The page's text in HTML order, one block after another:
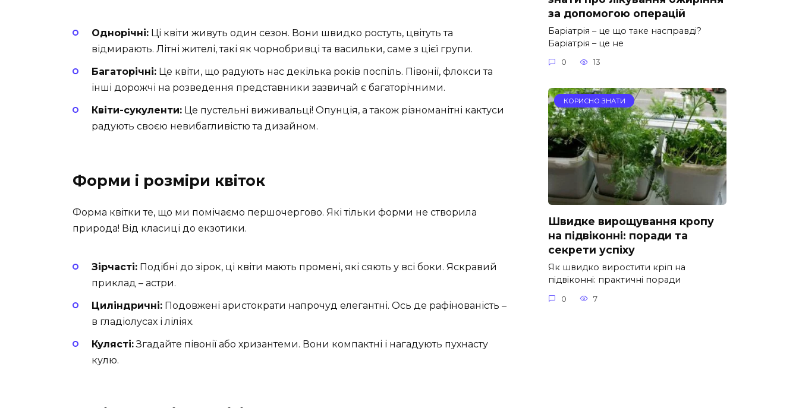
Однорічні: Ці квіти живуть один сезон. Вони швидко ростуть, цвітуть та
відмирають. Літні жителі, такі як чорнобривці та васильки, саме з цієї групи.
Багаторічні: Це квіти, що радують нас декілька років поспіль. Півонії, флокси та
інші дорожчі на розведення представники зазвичай є багаторічними.
Квіти-сукуленти: Це пустельні виживальці! Опунція, а також різноманітні кактуси
радують своєю невибагливістю та дизайном.
Форми і розміри квіток
Форма квітки те, що ми помічаємо першочергово. Які тільки форми не створила
природа! Від класиці до екзотики.
Зірчасті: Подібні до зірок, ці квіти мають промені, які сяють у всі боки. Яскравий
приклад – астри.
Циліндричні: Подовжені аристократи напрочуд елегантні. Ось де рафінованість –
в гладіолусах і ліліях.
Кулясті:Згадайте півонії або хризантеми. Вони компактні і нагадують пухнасту
кулю.
за допомогою операцій
Баріатрія – це що таке насправді?
Баріатрія – це не
0 13
КОРИСНО ЗНАТИ
Швидке вирощування кропу
на підвіконні: поради та
секрети успіху
Як швидко виростити кріп на
підвіконні: практичні поради
0 7